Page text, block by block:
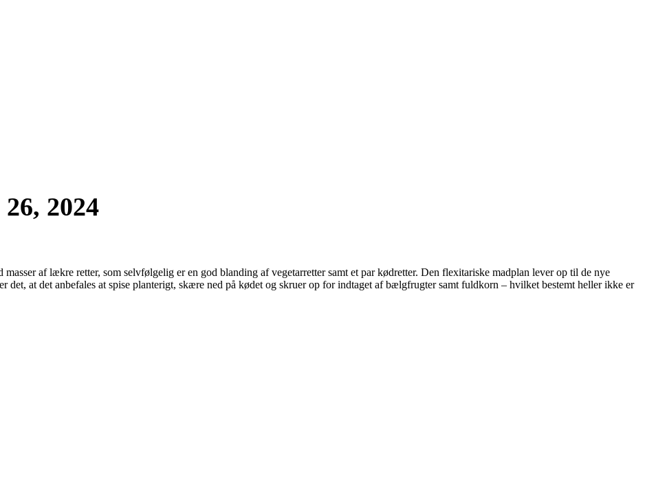
2024
af lækre retter, som selvfølgelig er en god blanding af vegetarretter samt et par kødretter. Den flexitariske madplan lever op til de nye
det, at det anbefales at spise planterigt, skære ned på kødet og skruer op for indtaget af bælgfrugter samt fuldkorn – hvilket bestemt heller ikke er